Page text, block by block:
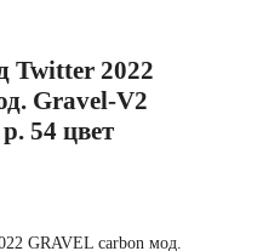
Twitter 2022
Gravel-V2
54 цвет
GRAVEL carbon мод.